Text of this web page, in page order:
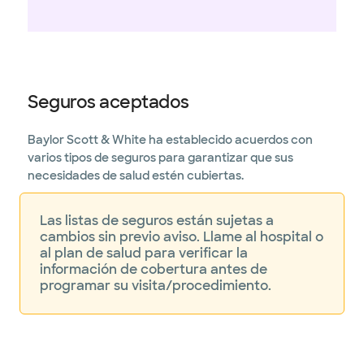
Seguros aceptados
Baylor Scott & White ha establecido acuerdos con
varios tipos de seguros para garantizar que sus
necesidades de salud estén cubiertas.
Las listas de seguros están sujetas a
cambios sin previo aviso. Llame al hospital o
al plan de salud para verificar la
información de cobertura antes de
programar su visita/procedimiento.